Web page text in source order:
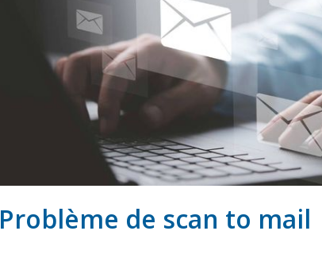
Problème de scan to mail